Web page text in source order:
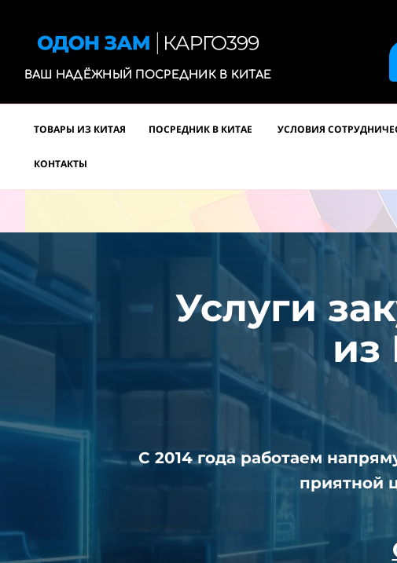
ВАШ НАДЁЖНЫЙ ПОСРЕДНИК В КИТАЕ
ТОВАРЫ ИЗ КИТАЯ ПОСРЕДНИК В КИТАЕ УСЛОВИЯ
КОНТАКТЫ
Услуги
из
С 2014 года работаем
приятной